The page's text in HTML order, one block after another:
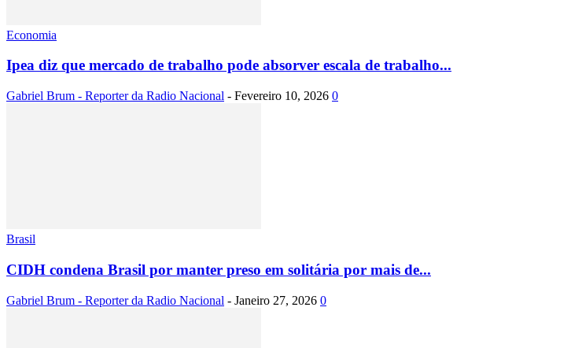
Economia
Ipea diz que mercado de trabalho pode absorver escala de trabalho...
Gabriel Brum - Reporter da Radio Nacional - Fevereiro 10, 2026 0
Brasil
CIDH condena Brasil por manter preso em solitária por mais de...
Gabriel Brum - Reporter da Radio Nacional - Janeiro 27, 2026 0